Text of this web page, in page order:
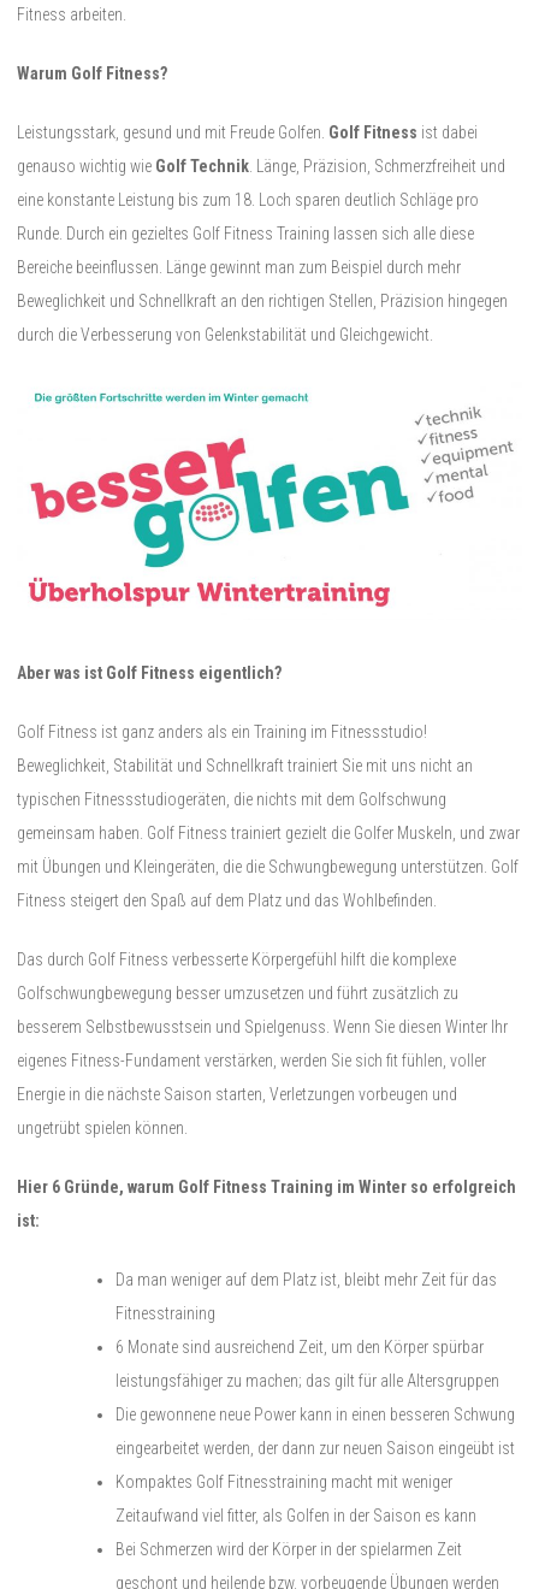
Fitness arbeiten.
Warum Golf Fitness?
Leistungsstark, gesund und mit Freude Golfen. Golf Fitness ist dabei
genauso wichtig wie Golf Technik . Länge, Präzision, Schmerzfreiheit und
eine konstante Leistung bis zum 18. Loch sparen deutlich Schläge pro
Runde. Durch ein gezieltes Golf Fitness Training lassen sich alle diese
Bereiche beeinflussen. Länge gewinnt man zum Beispiel durch mehr
Beweglichkeit und Schnellkraft an den richtigen Stellen, Präzision hingegen
durch die Verbesserung von Gelenkstabilität und Gleichgewicht.
Aber was ist Golf Fitness eigentlich?
Golf Fitness ist ganz anders als ein Training im Fitnessstudio!
Beweglichkeit, Stabilität und Schnellkraft trainiert Sie mit uns nicht an
typischen Fitnessstudiogeräten, die nichts mit dem Golfschwung
gemeinsam haben. Golf Fitness trainiert gezielt die Golfer Muskeln, und zwar
mit Übungen und Kleingeräten, die die Schwungbewegung unterstützen. Golf
Fitness steigert den Spaß auf dem Platz und das Wohlbefinden.
Das durch Golf Fitness verbesserte Körpergefühl hilft die komplexe
Golfschwungbewegung besser umzusetzen und führt zusätzlich zu
besserem Selbstbewusstsein und Spielgenuss. Wenn Sie diesen Winter Ihr
eigenes Fitness-Fundament verstärken, werden Sie sich fit fühlen, voller
Energie in die nächste Saison starten, Verletzungen vorbeugen und
ungetrübt spielen können.
Hier 6 Gründe, warum Golf Fitness Training im Winter so erfolgreich
ist:
Da man weniger auf dem Platz ist, bleibt mehr Zeit für das
Fitnesstraining
6 Monate sind ausreichend Zeit, um den Körper spürbar
leistungsfähiger zu machen; das gilt für alle Altersgruppen
Die gewonnene neue Power kann in einen besseren Schwung
eingearbeitet werden, der dann zur neuen Saison eingeübt ist
Kompaktes Golf Fitnesstraining macht mit weniger
Zeitaufwand viel fitter, als Golfen in der Saison es kann
Bei Schmerzen wird der Körper in der spielarmen Zeit
geschont und heilende bzw. vorbeugende Übungen werden